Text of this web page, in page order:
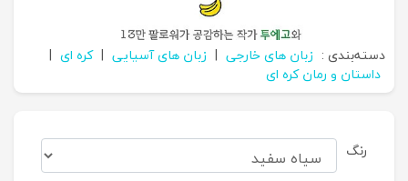
دسته‌بندی : زبان های خارجی | زبان های آسیایی | کره ای |
داستان و رمان کره ای
رنگ